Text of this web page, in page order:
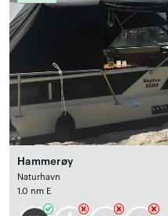
Hammerøy
Naturhavn
1.0 nm E